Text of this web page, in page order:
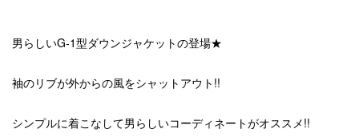
男らしいG-1型ダウンジャケットの登場★
袖のリブが外からの風をシャットアウト!!
シンプルに着こなして男らしいコーディネートがオススメ!!